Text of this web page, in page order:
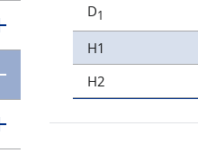
D1
H1
H2